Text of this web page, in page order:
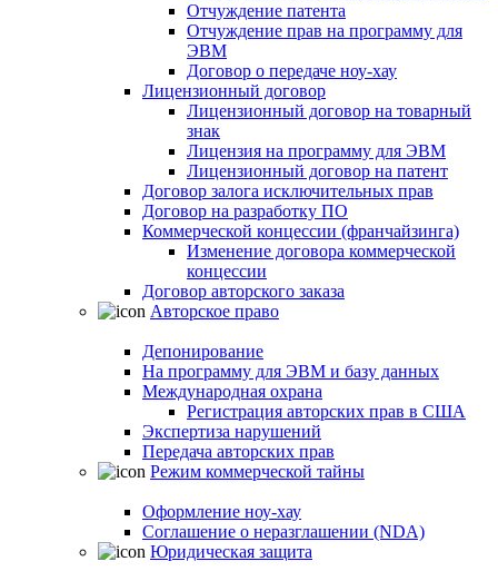
Отчуждение патента
Отчуждение прав на программу для
ЭВМ
Договор о передаче ноу-хау
Лицензионный договор
Лицензионный договор на товарный
знак
Лицензия на программу для ЭВМ
Лицензионный договор на патент
Договор залога исключительных прав
Договор на разработку ПО
Коммерческой концессии (франчайзинга)
Изменение договора коммерческой
концессии
Договор авторского заказа
Авторское право
Депонирование
На программу для ЭВМ и базу данных
Международная охрана
Регистрация авторских прав в США
Экспертиза нарушений
Передача авторских прав
Режим коммерческой тайны
Оформление ноу-хау
Соглашение о неразглашении (NDA)
Юридическая защита